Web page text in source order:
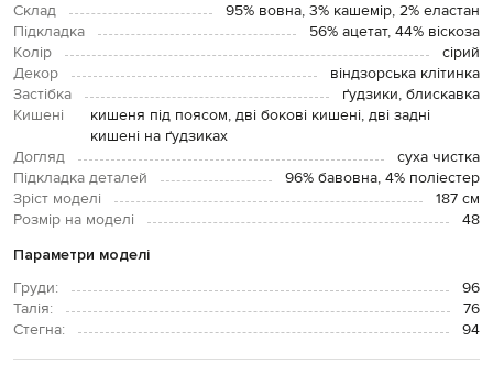
Склад
95% вовна, 3% кашемір, 2% еластан
Підкладка
56% ацетат, 44% віскоза
Колір
сірий
Декор
віндзорська клітинка
Застібка
ґудзики, блискавка
Кишені
кишеня під поясом, дві бокові кишені, дві задні
кишені на ґудзиках
Догляд
суха чистка
Підкладка деталей
96% бавовна, 4% поліестер
Зріст моделі
187 см
Розмір на моделі
48
Параметри моделі
Груди:
96
Талія:
76
Стегна:
94